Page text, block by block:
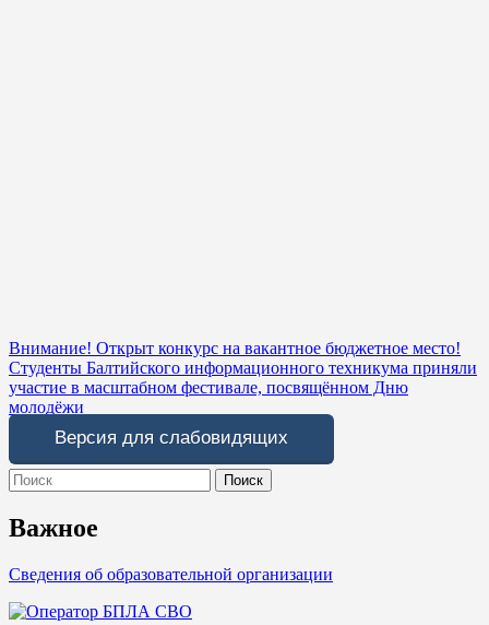
Навигация
по
записям
Внимание! Открыт конкурс на вакантное бюджетное место!
Студенты Балтийского информационного техникума приняли
участие в масштабном фестивале, посвящённом Дню
молодёжи
Версия для слабовидящих
Search
for:
Важное
Сведения об образовательной организации